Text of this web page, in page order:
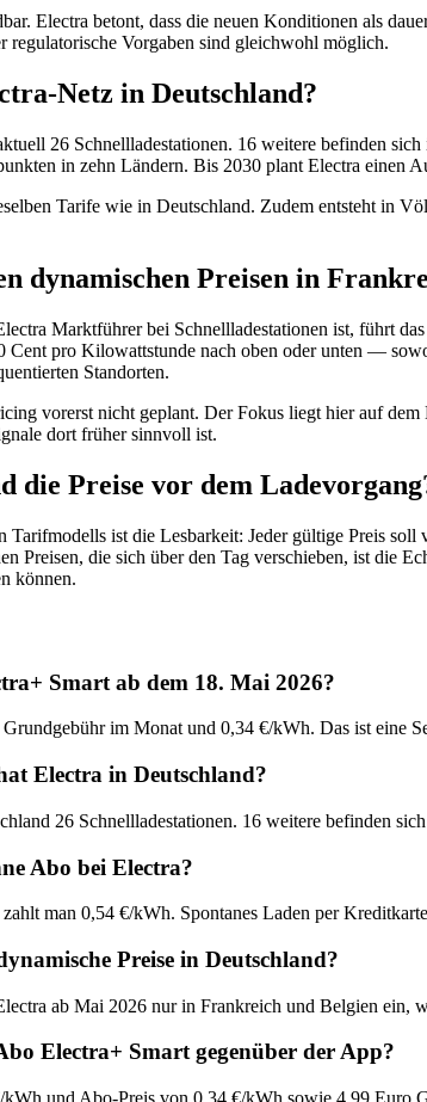
Electra betont, dass die neuen Konditionen als
regulatorische Vorgaben sind gleichwohl möglich.
Netz in Deutschland?
26 Schnellladestationen. 16 weitere befinden
in zehn Ländern. Bis 2030 plant Electra einen
Tarife wie in Deutschland. Zudem entsteht in
dynamischen Preisen in
Marktführer bei Schnellladestationen ist, führt
Cent pro Kilowattstunde nach oben oder unten —
Standorten.
vorerst nicht geplant. Der Fokus liegt hier auf
dort früher sinnvoll ist.
die Preise vor dem
Tarifmodells ist die Lesbarkeit: Jeder gültige Preis
Preisen, die sich über den Tag verschieben, ist die
können.
Smart ab dem 18. Mai 2026?
im Monat und 0,34 €/kWh. Das ist eine
Electra in Deutschland?
26 Schnellladestationen. 16 weitere befinden
Abo bei Electra?
man 0,54 €/kWh. Spontanes Laden per
Preise in Deutschland?
ab Mai 2026 nur in Frankreich und Belgien ein,
Electra+ Smart gegenüber der App?